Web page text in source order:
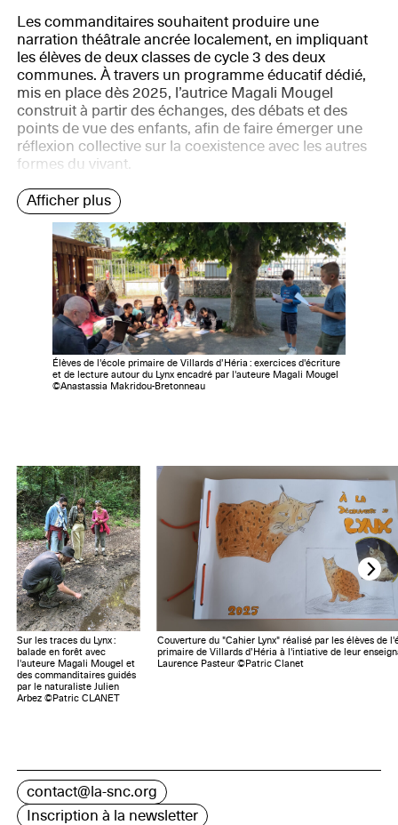
Les commanditaires souhaitent produire une
narration théâtrale ancrée localement, en impliquant
les élèves de deux classes de cycle 3 des deux
communes. À travers un programme éducatif dédié,
mis en place dès 2025, l’autrice Magali Mougel
construit à partir des échanges, des débats et des
points de vue des enfants, afin de faire émerger une
réflexion collective sur la coexistence avec les autres
formes du vivant.
Afficher plus
Élèves de l'école primaire de Villards d’Héria : exercices d'écriture
et de lecture autour du Lynx encadré par l'auteure Magali Mougel
©Anastassia Makridou-Bretonneau
Sur les traces du Lynx :
balade en forêt avec
l'auteure Magali Mougel et
des commanditaires guidés
par le naturaliste Julien
Arbez ©Patric CLANET
Couverture du "Cahier Lynx" réalisé par les élèves de
primaire de Villards d’Héria à l'intiative de leur
Laurence Pasteur ©Patric Clanet
contact@la-snc.org
Inscription à la newsletter